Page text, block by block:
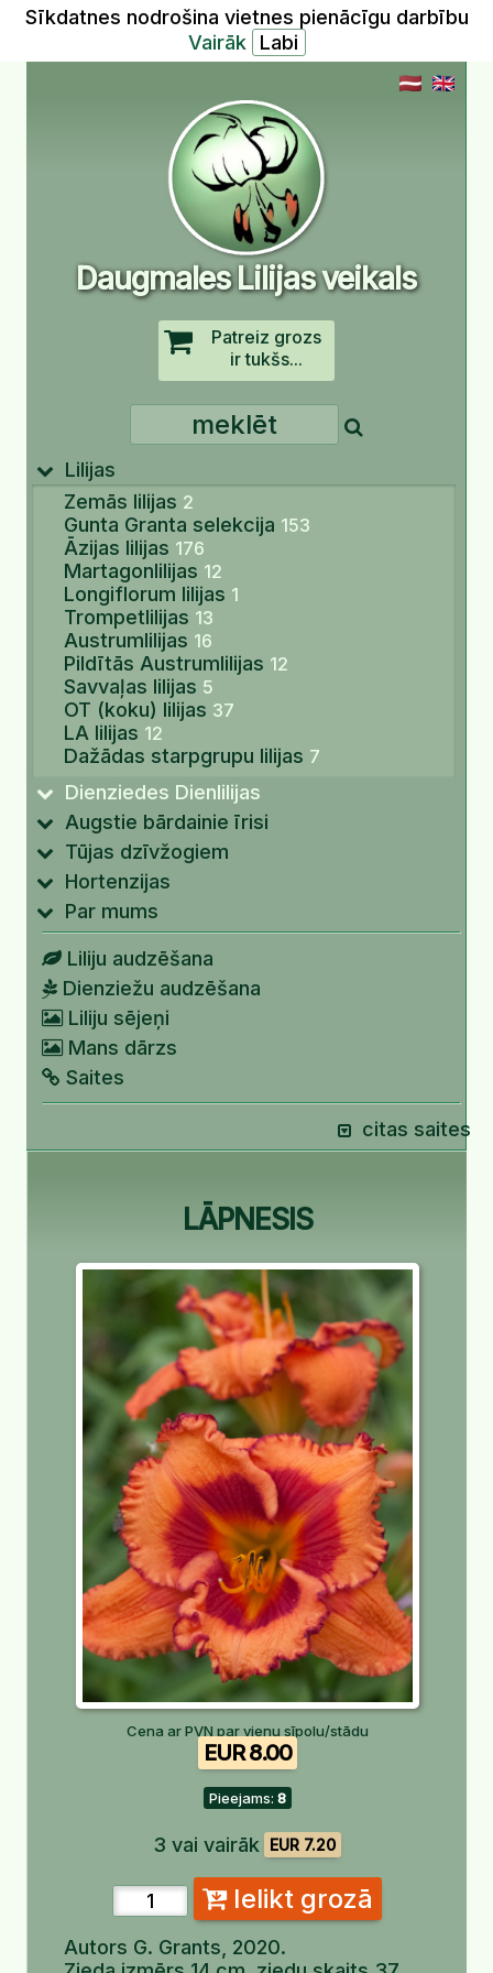
Sīkdatnes nodrošina vietnes pienācīgu darbību
Vairāk
Daugmales Lilijas veikals
Patreiz grozs
ir tukšs...
Lilijas
Zemās lilijas 2
Gunta Granta selekcija 153
Āzijas lilijas 176
Martagonlilijas 12
Longiflorum lilijas 1
Trompetlilijas 13
Austrumlilijas 16
Pildītās Austrumlilijas 12
Savvaļas lilijas 5
OT (koku) lilijas 37
LA lilijas 12
Dažādas starpgrupu lilijas 7
Dienziedes Dienlilijas
Augstie bārdainie īrisi
Tūjas dzīvžogiem
Hortenzijas
Par mums
Liliju audzēšana
Dienziežu audzēšana
Liliju sējeņi
Mans dārzs
Saites
citas saites
LĀPNESIS
Cena ar PVN par vienu sīpolu/stādu
EUR 8.00
Pieejams: 8
3 vai vairāk EUR 7.20
Ielikt grozā
Autors G. Grants, 2020.